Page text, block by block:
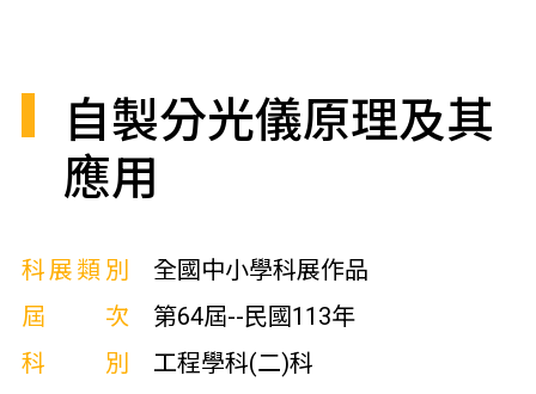
自製分光儀原理及其
應用
科展類別
全國中小學科展作品
屆次
第64屆--民國113年
科別
工程學科(二)科